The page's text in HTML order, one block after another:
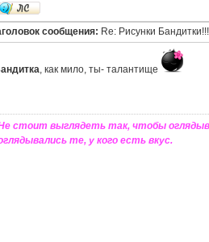
сообщения: Re: Рисунки
, как мило, ты- талантище
стоит выглядеть так, чтобы
те, у кого есть вкус.